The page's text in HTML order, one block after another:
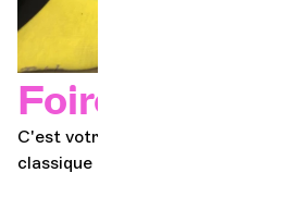
Foire aux
C'est votre première fois à un
classique ? Toutes les réponses